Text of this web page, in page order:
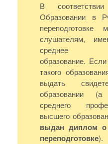
В
Образовании в
слушателям,
среднее
образование.
такого
выдать
образовании
среднего
высшего
выдан диплом о
переподготовке).